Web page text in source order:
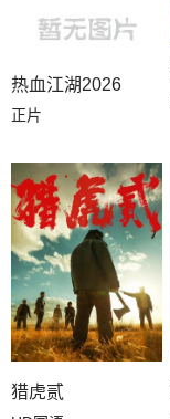
热血江湖2026
正片
猎虎贰